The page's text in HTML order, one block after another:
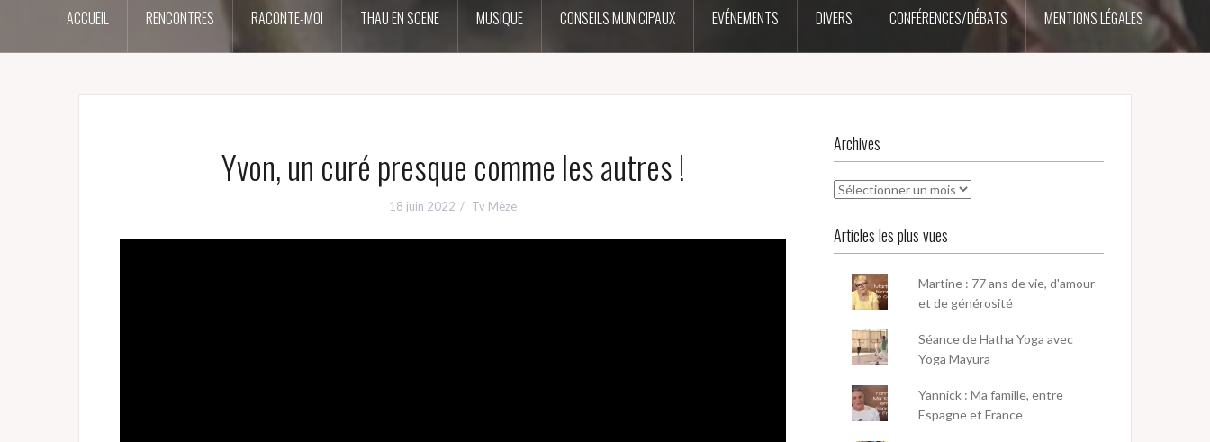
ACCUEIL RENCONTRES RACONTE-MOI THAU EN SCENE MUSIQUE CONSEILS MUNICIPAUX EVÉNEMENTS DIVERS CONFÉRENCES/DÉBATS MENTIONS LÉGALES
Yvon, un curé presque comme les autres !
18 juin 2022 Tv Mèze
Archives
Archives
Articles les plus vues
Martine : 77 ans de vie, d'amour
et de générosité
Séance de Hatha Yoga avec
Yoga Mayura
Yannick : Ma famille, entre
Espagne et France